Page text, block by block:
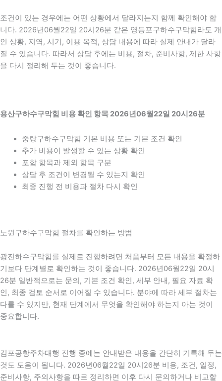
조건이 있는 경우에는 어떤 상황에서 달라지는지 함께 확인해야 합
니다. 2026년06월22일 20시26분 같은 영등포구하수구막힘라도 개
인 상황, 지역, 시기, 이용 목적, 상담 내용에 따라 실제 안내가 달라
질 수 있습니다. 따라서 상담 후에는 비용, 절차, 준비사항, 제한 사항
을 다시 정리해 두는 것이 좋습니다.
용산구하수구막힘 비용 확인 항목 2026년06월22일 20시26분
중랑구하수구막힘 기본 비용 또는 기본 조건 확인
추가 비용이 발생할 수 있는 상황 확인
포함 항목과 제외 항목 구분
상담 후 조건이 변경될 수 있는지 확인
최종 진행 전 비용과 절차 다시 확인
노원구하수구막힘 절차를 확인하는 방법
광진하수구막힘를 실제로 진행하려면 처음부터 모든 내용을 확정하
기보다 단계별로 확인하는 것이 좋습니다. 2026년06월22일 20시
26분 일반적으로는 문의, 기본 조건 확인, 세부 안내, 필요 자료 확
인, 최종 검토 순서로 이어질 수 있습니다. 분야에 따라 세부 절차는
다를 수 있지만, 현재 단계에서 무엇을 확인해야 하는지 아는 것이
중요합니다.
김포공항주차대행 진행 중에는 안내받은 내용을 간단히 기록해 두는
것도 도움이 됩니다. 2026년06월22일 20시26분 비용, 조건, 일정,
준비사항, 주의사항을 따로 정리하면 이후 다시 문의하거나 비교할